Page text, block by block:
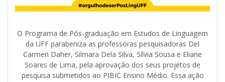
O Programa de Pós-graduação em Estudos de Linguagem
da UFF parabeniza as professoras pesquisadoras Del
Carmen Daher, Silmara Dela Silva, Sílvia Sousa e Eliane
Soares de Lima, pela aprovação dos seus projetos de
pesquisa submetidos ao PIBIC Ensino Médio. Essa ação